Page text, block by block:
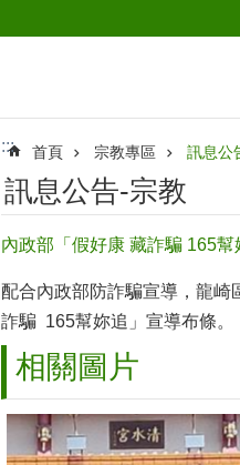
::: 首頁 宗教專區 訊息公
訊息公告-宗教
內政部「假好康 藏詐騙 165幫
配合內政部防詐騙宣導，龍
詐騙 165幫妳追」宣導布條。
相關圖片